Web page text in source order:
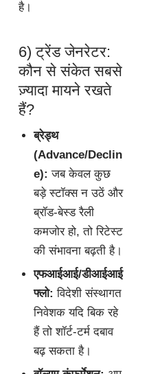
है।
6) ट्रेंड जेनरेटर:
कौन से संकेत सबसे
ज़्यादा मायने रखते
हैं?
ब्रेड्थ
(Advance/Declin
e): जब केवल कुछ
बड़े स्टॉक्स न उठें और
ब्रॉड-बेस्ड रैली
कमजोर हो, तो रिटेस्ट
की संभावना बढ़ती है।
एफआईआई/डीआईआई
फ्लो: विदेशी संस्थागत
निवेशक यदि बिक रहे
हैं तो शॉर्ट-टर्म दबाव
बढ़ सकता है।